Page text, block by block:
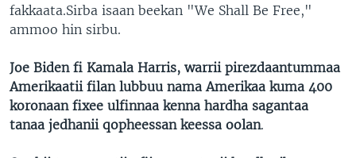
fakkaata.Sirba isaan beekan "We Shall Be Free,"
ammoo hin sirbu.
Joe Biden fi Kamala Harris, warrii pirezdaantummaa
Amerikaatii filan lubbuu nama Amerikaa kuma 400
koronaan fixee ulfinnaa kenna hardha sagantaa
tanaa jedhanii qopheessan keessa oolan.